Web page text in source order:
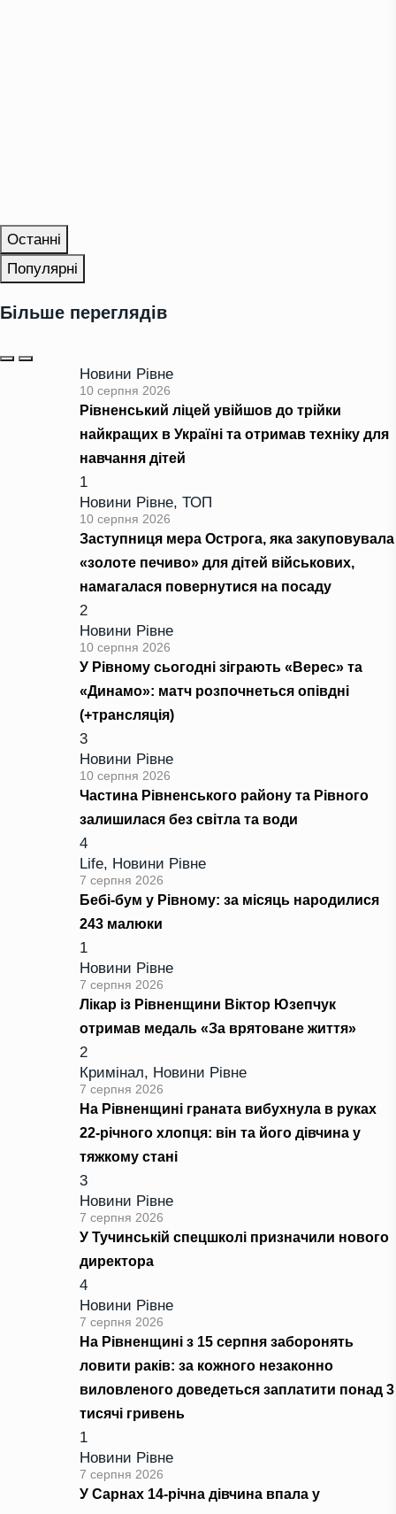
Останні
Популярні
Більше переглядів
Новини Рівне
10 серпня 2026
Рівненський ліцей увійшов до трійки
найкращих в Україні та отримав техніку для
навчання дітей
1
Новини Рівне, ТОП
10 серпня 2026
Заступниця мера Острога, яка закуповувала
«золоте печиво» для дітей військових,
намагалася повернутися на посаду
2
Новини Рівне
10 серпня 2026
У Рівному сьогодні зіграють «Верес» та
«Динамо»: матч розпочнеться опівдні
(+трансляція)
3
Новини Рівне
10 серпня 2026
Частина Рівненського району та Рівного
залишилася без світла та води
4
Life, Новини Рівне
7 серпня 2026
Бебі-бум у Рівному: за місяць народилися
243 малюки
1
Новини Рівне
7 серпня 2026
Лікар із Рівненщини Віктор Юзепчук
отримав медаль «За врятоване життя»
2
Кримінал, Новини Рівне
7 серпня 2026
На Рівненщині граната вибухнула в руках
22-річного хлопця: він та його дівчина у
тяжкому стані
3
Новини Рівне
7 серпня 2026
У Тучинській спецшколі призначили нового
директора
4
Новини Рівне
7 серпня 2026
На Рівненщині з 15 серпня заборонять
ловити раків: за кожного незаконно
виловленого доведеться заплатити понад 3
тисячі гривень
1
Новини Рівне
7 серпня 2026
У Сарнах 14-річна дівчина впала у